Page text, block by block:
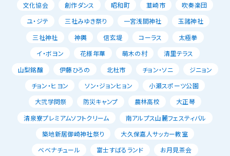
文化協会
創作ダンス 昭和町 韮崎市
吹奏楽団
ユ・ジテ
三社みゆき祭り 一宮浅間神社
玉諸神社
三社神社
神輿 信玄堤 コーラス
太極拳
イ・ボヨン
花様年華 萌木の村
清里テラス
山梨銘醸
伊藤ひろの 北杜市 チョン・ソニ
ジニョン
チョン・ヒヨン
ソン・ジョンヒョン
小瀬スポーツ公園
大弐学問祭
防災キャンプ 農林高校
大正琴
清泉寮プレミアムソフトクリーム
南アルプス山麓フェスティバル
築地新居御崎神社祭り
大久保嘉人サッカー教室
べべナチュール
富士すばるランド お月見茶会